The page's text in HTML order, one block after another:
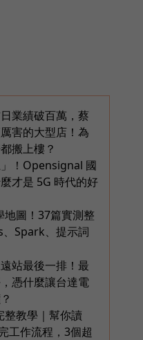
業績破百萬，蔡
害的大型店！為
搬上樓？
！Opensignal 國
才是 5G 時代的好
圖！37篇實測整
Spark、提示詞
站最後一排！最
憑什麼讓台達電
教學｜幫你讀
工作流程，3個超